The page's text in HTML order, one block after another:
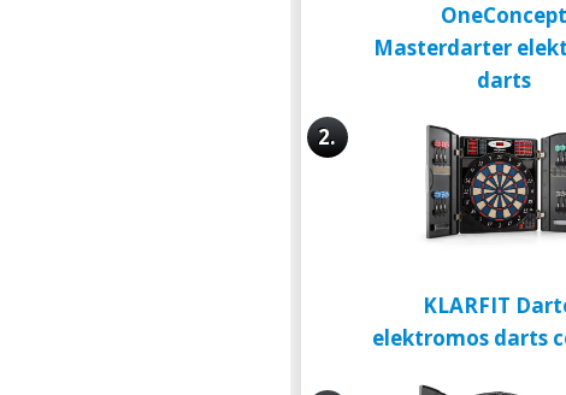
2.
OneConcept
Masterdarter
darts
KLARFIT
elektromos darts